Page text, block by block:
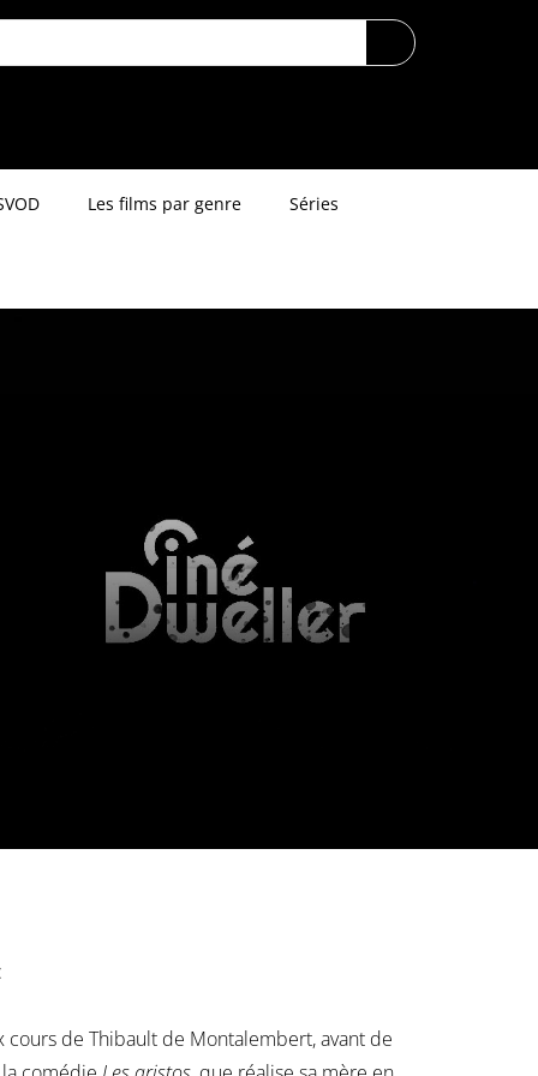
Les films par genre Séries
de Thibault de Montalembert, avant de